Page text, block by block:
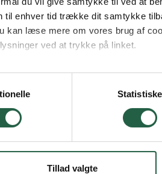
til enhver tid trække dit samtykke
kan læse mere om vores brug af
ved at trykke på linket.
personlige oplysninger
Statistiske
Tillad valgte